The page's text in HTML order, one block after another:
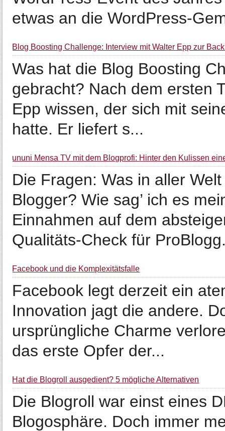
etwas an die WordPress-
Blog Boosting Challenge: Interview mit Walter Epp zur
Was hat die Blog Boosting
gebracht? Nach dem ersten
Epp wissen, der sich mit
hatte. Er liefert s...
ununi Mensa TV mit dem Blogprofi: Hinter den Kulissen
Die Fragen: Was in aller
Blogger? Wie sag’ ich es
Einnahmen auf dem
Qualitäts-Check für
Facebook und die Komplexitätsfalle
Facebook legt derzeit ein
Innovation jagt die andere.
ursprüngliche Charme
das erste Opfer der...
Hat die Blogroll ausgedient? 5 mögliche Alternativen
Die Blogroll war einst eines
Blogosphäre. Doch immer